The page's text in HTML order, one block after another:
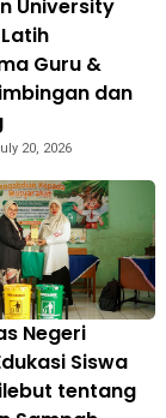
University
Guru &
dan
20, 2026
Negeri
Siswa
tentang